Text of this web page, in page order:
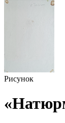
Рисунок